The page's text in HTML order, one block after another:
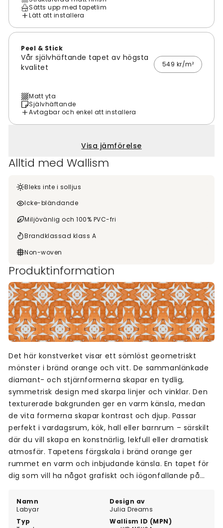
Sätts upp med tapetlim
Lätt att installera
Peel & Stick
Vår självhäftande tapet av högsta
kvalitet
549 kr/m²
Matt yta
Självhäftande
Avtagbar och enkel att installera
Visa jämförelse
Alltid med Wallism
Bleks inte i solljus
Icke-bländande
Miljövänlig och 100% PVC-fri
Brandklassad klass A
Non-woven
Produktinformation
Namn
Labyar
Design av
Julia Dreams
Typ
Wallism ID (MPN)
Det här konstverket visar ett sömlöst geometriskt
mönster i bränd orange och vitt. De sammanlänkade
diamant- och stjärnformerna skapar en tydlig,
symmetrisk design med skarpa linjer och vinklar. Den
texturerade bakgrunden ger en varm känsla, medan
de vita formerna skapar kontrast och djup. Passar
perfekt i vardagsrum, kök, hall eller barnrum – särskilt
där du vill skapa en konstnärlig, lekfull eller dramatisk
atmosfär. Tapetens färgskala i bränd orange ger
rummet en varm och inbjudande känsla. En tapet för
dig som vill ha något grafiskt och iögonfallande på